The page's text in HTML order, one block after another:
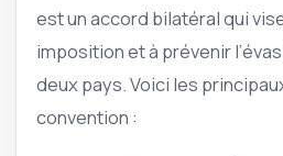
est un accord bilatéral qui
imposition et à prévenir
deux pays. Voici les
convention :